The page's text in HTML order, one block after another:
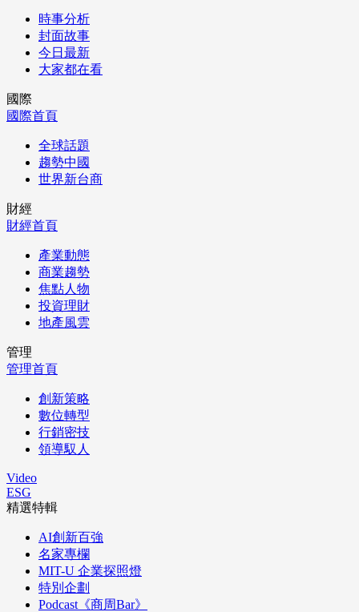
時事分析
封面故事
今日最新
大家都在看
國際
國際首頁
全球話題
趨勢中國
世界新台商
財經
財經首頁
產業動態
商業趨勢
焦點人物
投資理財
地產風雲
管理
管理首頁
創新策略
數位轉型
行銷密技
領導馭人
Video
ESG
精選特輯
AI創新百強
名家專欄
MIT-U 企業探照燈
特別企劃
Podcast《商周Bar》